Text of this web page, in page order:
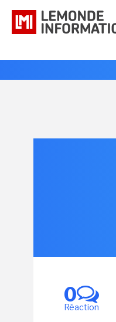
0
Réaction